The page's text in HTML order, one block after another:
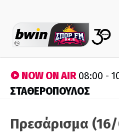
NOW ON AIR08:00 -
ΣΤΑΘΕΡΟΠΟΥΛΟΣ
Πρεσάρισμα